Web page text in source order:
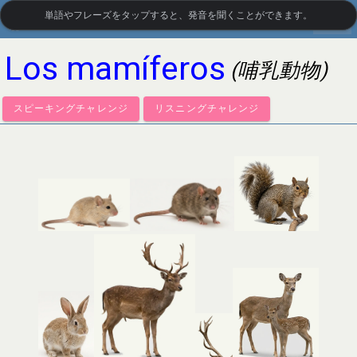
LanguageGuide.org• スペイン語の視覚語彙
Los mamíferos (哺乳動物)
スピーキングチャレンジ リスニングチャレンジ
単語やフレーズをタップすると、発音を聞くことができます。